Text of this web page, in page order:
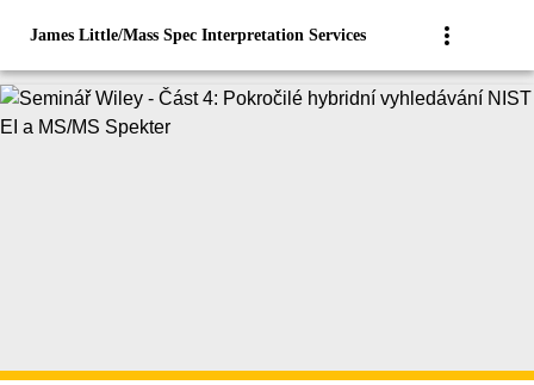
James Little/Mass Spec Interpretation Services